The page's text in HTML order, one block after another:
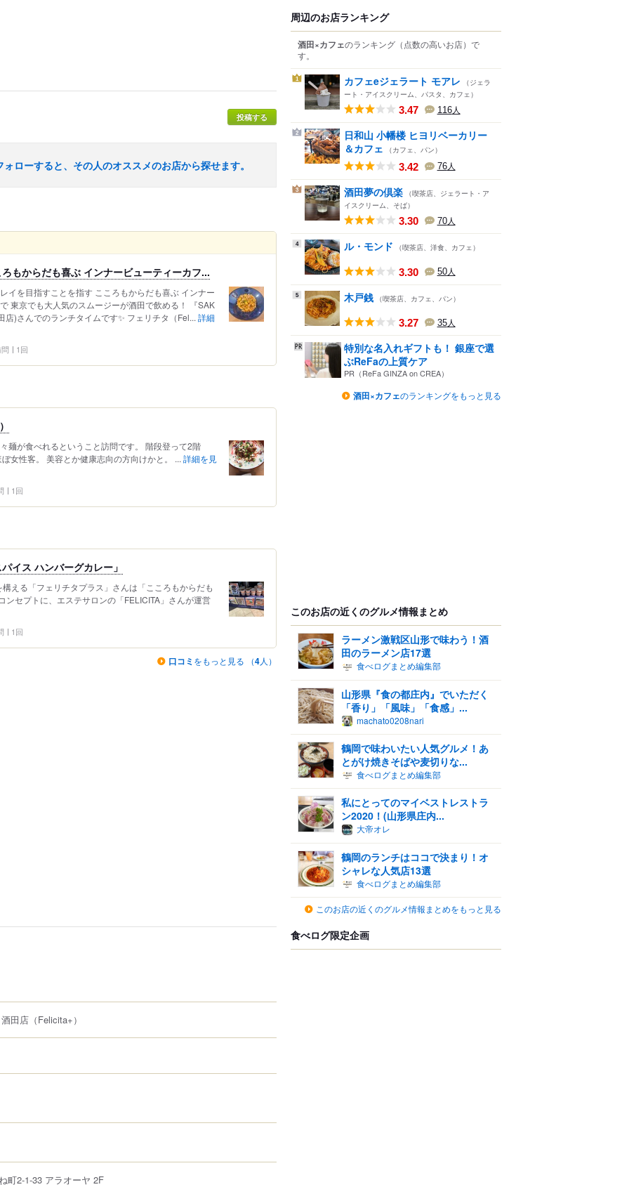
投稿する
ローすると、その人のオススメのお店から探せます。
もからだも喜ぶ インナービューティーカフ...
イを目指すことを指す こころもからだも喜ぶ インナー
東京でも大人気のスムージーが酒田で飲める！ 『SAK
店)さんでのランチタイムです✨ フェリチタ（Fel... 詳細
1回
麺が食べれるということ訪問です。 階段登って2階
女性客。 美容とか健康志向の方向けかと。 ... 詳細を見
1回
イス ハンバーグカレー」
える「フェリチタプラス」さんは「こころもからだも
ンセプトに、エステサロンの「FELICITA」さんが運営
1回
口コミ をもっと見る （4人）
田店 （Felicita+）
町2-1-33 アラオーヤ 2F
周辺のお店ランキング
酒田×カフェのランキング （点数の高いお店） で
す。
1 カフェeジェラート モアレ
（ジェラ
ート・アイスクリーム、パスタ、カフェ）
3.47 116人
2
日和山 小幡楼 ヒヨリベーカリー
＆カフェ
（カフェ、パン）
3.42 76人
3 酒田夢の倶楽 （喫茶店、ジェラート・ア
イスクリーム、そば）
3.30 70人
4 ル・モンド （喫茶店、洋食、カフェ）
3.30 50人
5 木戸銭 （喫茶店、カフェ、パン）
3.27 35人
特別な名入れギフトも！ 銀座で選
ぶReFaの上質ケア
PR（ReFa GINZA on CREA）
酒田×カフェのランキングをもっと見る
このお店の近くのグルメ情報まとめ
ラーメン激戦区山形で味わう！酒
田のラーメン店17選
食べログまとめ編集部
山形県『食の都庄内』でいただく
「香り」「風味」「食感」...
machato0208nari
鶴岡で味わいたい人気グルメ！あ
とがけ焼きそばや麦切りな...
食べログまとめ編集部
私にとってのマイベストレストラ
ン2020！(山形県庄内...
大帝オレ
鶴岡のランチはココで決まり！オ
シャレな人気店13選
食べログまとめ編集部
このお店の近くのグルメ情報まとめをもっと見る
食べログ限定企画